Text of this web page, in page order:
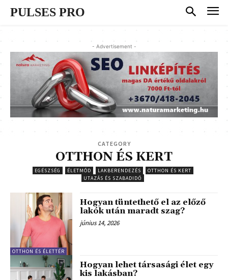
PULSES PRO
- Advertisement -
CATEGORY
OTTHON ÉS KERT
EGÉSZSÉG ÉLETMÓD LAKBERENDEZÉS
OTTHON ÉS KERT
UTAZÁS ÉS SZABADIDŐ
OTTHON ÉS ÉLETTÉR
Hogyan tüntethető el az előző
lakók után maradt szag?
június 14, 2026
Hogyan lehet társasági élet egy
kis lakásban?